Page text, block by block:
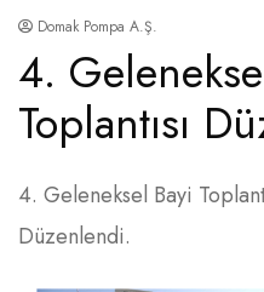
Domak Pompa A.Ş.
4.
Toplantısı
4. Geleneksel Bayi
Düzenlendi.